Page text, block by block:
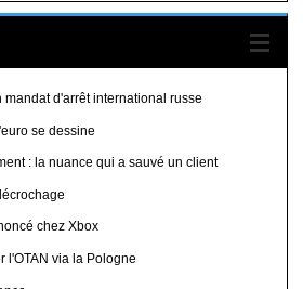
mandat d'arrêt international russe
se dessine
: la nuance qui a sauvé un client
chez Xbox
l'OTAN via la Pologne